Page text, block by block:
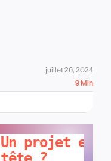
juillet 26, 2024
9 Min
Un projet en